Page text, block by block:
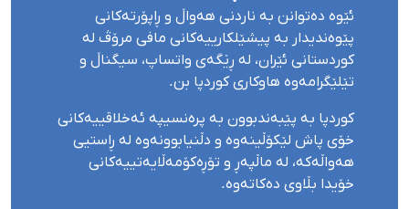
ئێوە دەتوانن بە ناردنی هەواڵ و ڕاپۆرتەکانی
پێوەندیدار بە پیشێلکارییەکانی مافی مرۆڤ لە
کوردستانی ئێران، لە ڕێگەی واتساپ، سیگناڵ و
تێلێگرامەوە هاوکاری کوردپا بن.
کوردپا بە پێبەندبوون بە پرەنسیپە ئەخلاقییەکانی
خۆی پاش لێکۆڵینەوە و دڵنیابوونەوە لە ڕاستیی
هەواڵەکە، لە ماڵپەڕ و تۆڕەکۆمەڵایەتییەکانی
خۆیدا بڵاوی دەکاتەوە.